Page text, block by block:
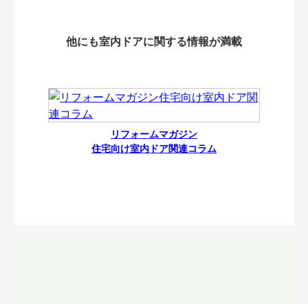
他にも室内ドアに関する情報が満載
リフォームマガジン
住宅向け室内ドア関連コラム